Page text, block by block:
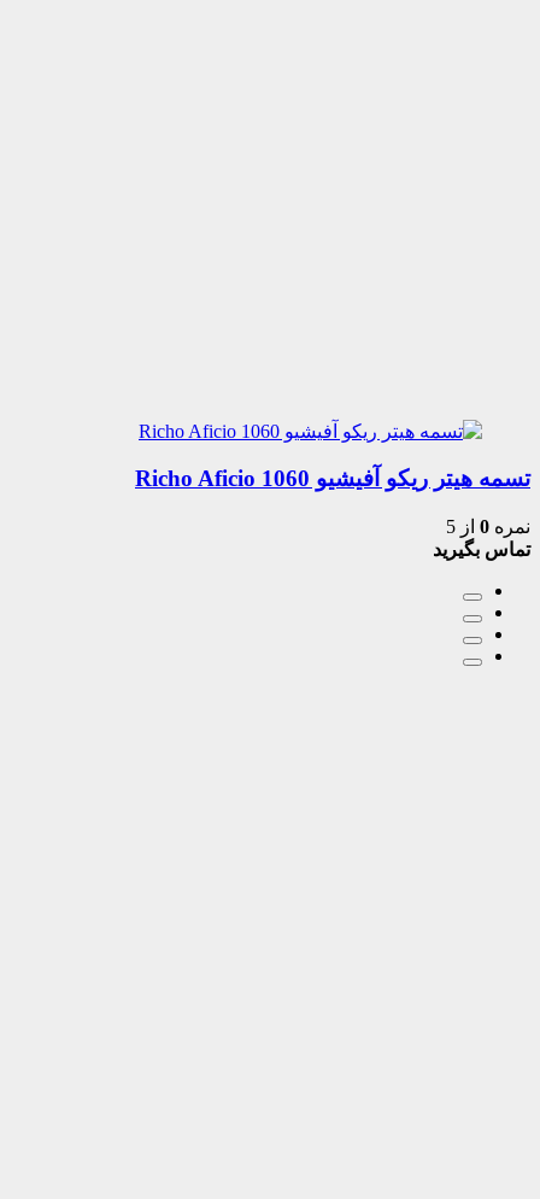
تسمه هیتر ریکو آفیشیو 1060 Richo Aficio
نمره 0 از 5
تماس بگیرید